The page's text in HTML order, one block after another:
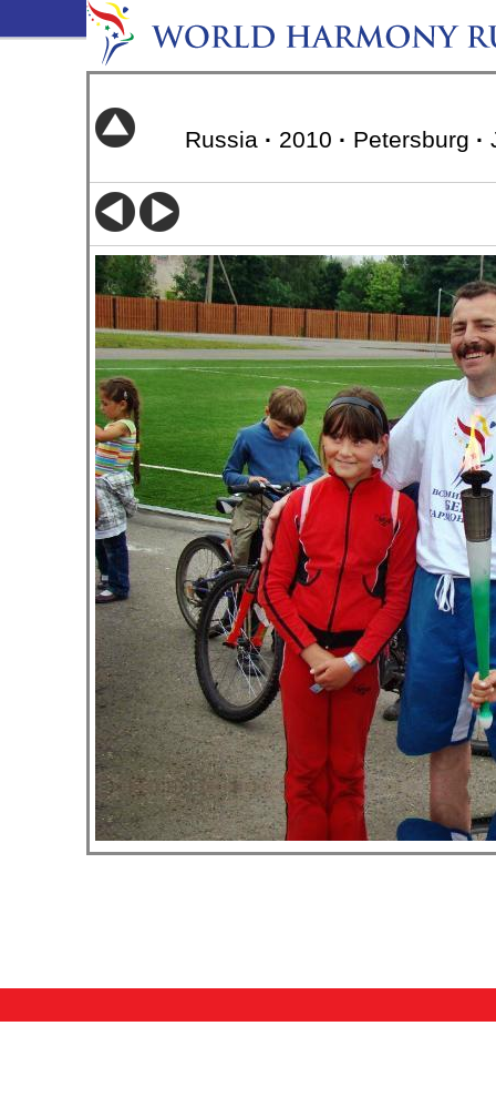
Russia · 2010 · Petersburg ·